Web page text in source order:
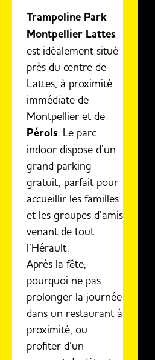
Trampoline Park
Montpellier Lattes
est idéalement situé
près du centre de
Lattes, à proximité
immédiate de
Montpellier et de
Pérols. Le parc
indoor dispose d’un
grand parking
gratuit, parfait pour
accueillir les familles
et les groupes d’amis
venant de tout
l’Hérault.
Après la fête,
pourquoi ne pas
prolonger la journée
dans un restaurant à
proximité, ou
profiter d’un